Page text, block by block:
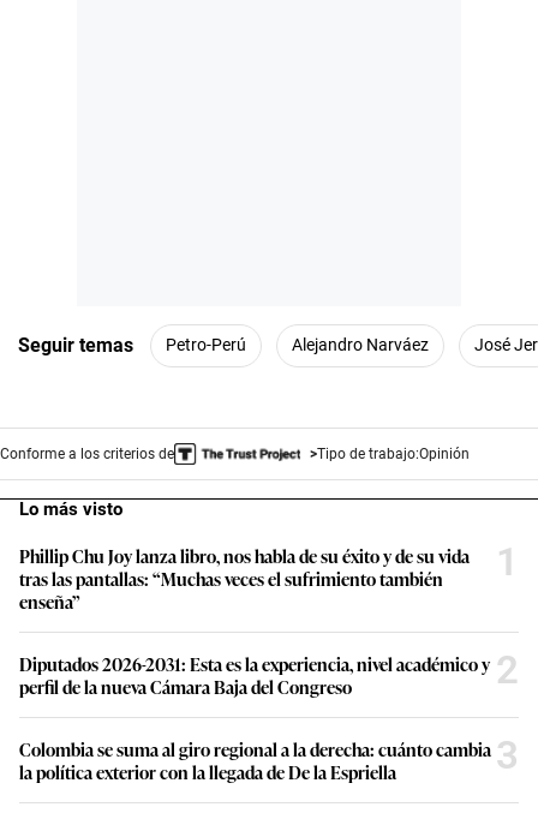
Seguir temas Petro-Perú Alejandro Narváez José
Conforme a los criterios de Tipo de trabajo:Opinión
Lo más visto
Phillip Chu Joy lanza libro, nos habla de su éxito y de su vida
tras las pantallas: “Muchas veces el sufrimiento también
enseña”
1
Diputados 2026-2031: Esta es la experiencia, nivel académico y
perfil de la nueva Cámara Baja del Congreso
2
Colombia se suma al giro regional a la derecha: cuánto cambia
la política exterior con la llegada de De la Espriella
3